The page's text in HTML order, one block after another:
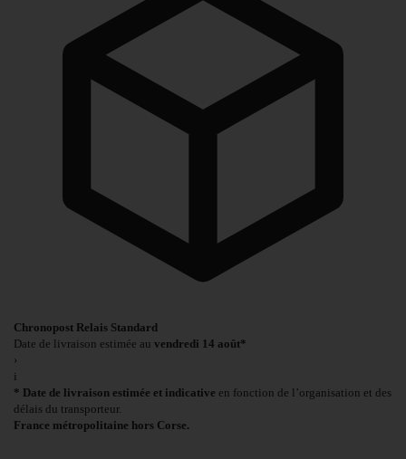
Chronopost Relais Standard
Date de livraison estimée au vendredi 14 août*
›
i
* Date de livraison estimée et indicative en fonction de l’organisation et des
délais du transporteur.
France métropolitaine hors Corse.